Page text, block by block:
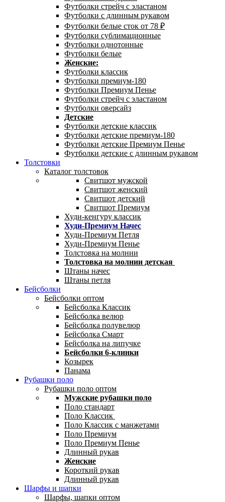
Футболки стрейч с эластаном
Футболки с длинным рукавом
Футболки белые сток от 78 ₽
Футболки сублимационные
Футболки однотонные
Футболки белые
Женские:
Футболки классик
Футболки премиум-180
Футболки Премиум Пенье
Футболки стрейч с эластаном
Футболки оверсайз
Детские
Футболки детские классик
Футболки детские премиум-180
Футболки детские Премиум Пенье
Футболки детские с длинным рукавом
Толстовки
Каталог толстовок
Свитшот мужской
Свитшот женский
Свитшот детский
Свитшот Премиум
Худи-кенгуру классик
Худи-Премиум Начес
Худи-Премиум Петля
Худи-Премиум Пенье
Толстовка на молнии
Толстовка на молнии детская
Штаны начес
Штаны петля
Бейсболки
Бейсболки оптом
Бейсболка Классик
Бейсболка велюр
Бейсболка полувелюр
Бейсболка Смарт
Бейсболка на липучке
Бейсболки 6-клинки
Козырек
Панама
Рубашки поло
Рубашки поло оптом
Мужские рубашки поло
Поло стандарт
Поло Классик
Поло Классик с манжетами
Поло Премиум
Поло Премиум Пенье
Длинный рукав
Женские
Короткий рукав
Длинный рукав
Шарфы и шапки
Шарфы, шапки оптом